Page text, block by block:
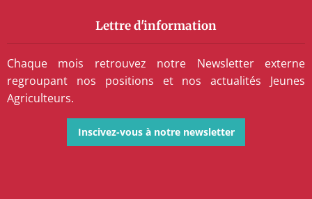
Lettre d'information
Chaque mois retrouvez notre Newsletter externe
regroupant nos positions et nos actualités Jeunes
Agriculteurs.
Inscivez-vous à notre newsletter